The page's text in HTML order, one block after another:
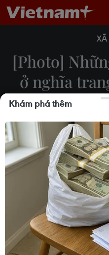
[Photo]
ở nghĩa
gia
22/07/
Nghĩa trang liệt sỹ Quốc
là nơi yên nghỉ của hơn
từng chiến đấu trên
Lào trong suốt cuộc
Khám phá thêm